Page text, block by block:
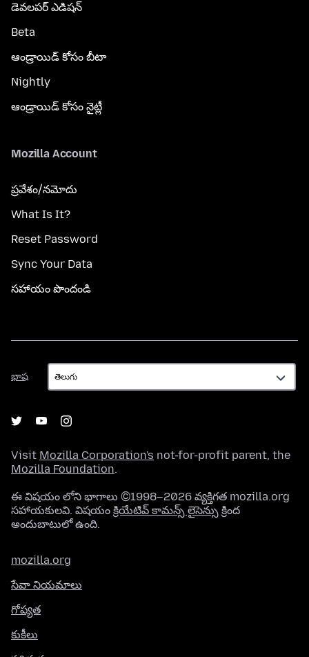
డెవలపర్ ఎడిషన్
Beta
ఆండ్రాయిడ్ కోసం బీటా
Nightly
ఆండ్రాయిడ్ కోసం నైట్లీ
Mozilla Account
ప్రవేశం/నమోదు
What Is It?
Reset Password
Sync Your Data
సహాయం పొందండి
భాష
భాష
Visit Mozilla Corporation's not-for-profit parent, the
Mozilla Foundation.
ఈ విషయం లోని భాగాలు ©1998–2026 వ్యక్తిగత mozilla.org
సహాయకులవి. విషయం క్రియేటివ్ కామన్స్ లైసెన్సు క్రింద
అందుబాటులో ఉంది.
mozilla.org
సేవా నియమాలు
గోప్యత
కుకీలు